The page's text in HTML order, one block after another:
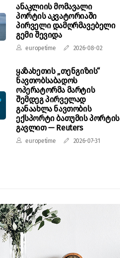
ანაკლიის მომავალი
პორტის აკვატორიაში
პირველი დამღრმავებელი
გემი შევიდა
europetime 2026-08-02
ყაზახეთის „თენგიზის“
ნავთობსაბადოს
ოპერატორმა მარტის
შემდეგ პირველად
განაახლა ნავთობის
ექსპორტი ბათუმის პორტის
გავლით — Reuters
europetime 2026-07-31